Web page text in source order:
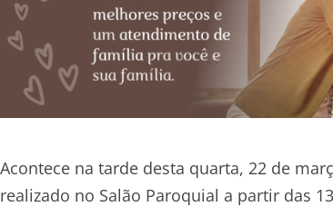
Acontece na tarde desta quarta, 22 de
realizado no Salão Paroquial a partir das